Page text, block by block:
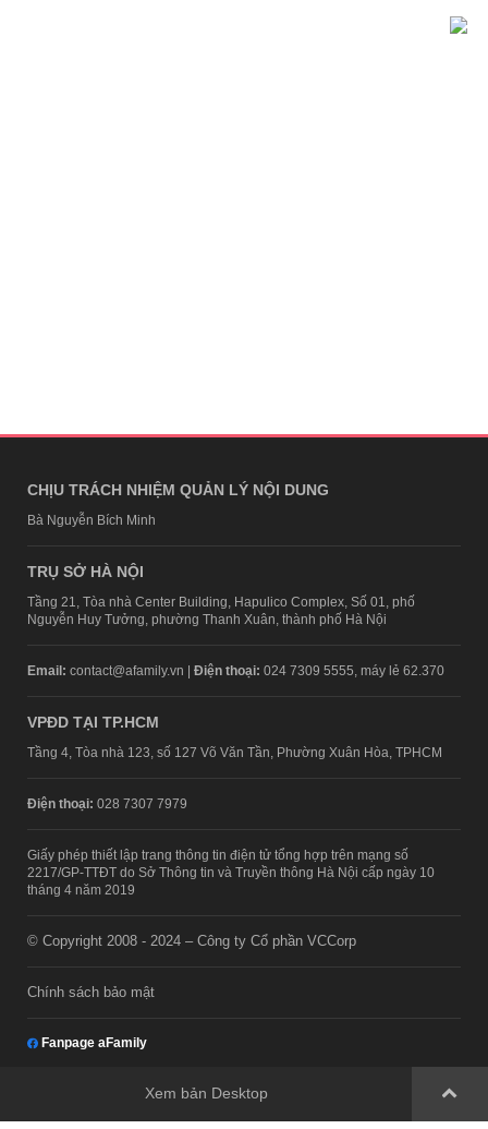
CHỊU TRÁCH NHIỆM QUẢN LÝ NỘI DUNG
Bà Nguyễn Bích Minh
TRỤ SỞ HÀ NỘI
Tầng 21, Tòa nhà Center Building, Hapulico Complex, Số 01, phố
Nguyễn Huy Tưởng, phường Thanh Xuân, thành phố Hà Nội
Email: contact@afamily.vn | Điện thoại: 024 7309 5555, máy lẻ 62.370
VPĐD TẠI TP.HCM
Tầng 4, Tòa nhà 123, số 127 Võ Văn Tần, Phường Xuân Hòa, TPHCM
Điện thoại: 028 7307 7979
Giấy phép thiết lập trang thông tin điện tử tổng hợp trên mạng số
2217/GP-TTĐT do Sở Thông tin và Truyền thông Hà Nội cấp ngày 10
tháng 4 năm 2019
© Copyright 2008 - 2024 – Công ty Cổ phần VCCorp
Chính sách bảo mật
Fanpage aFamily
Xem bản Desktop